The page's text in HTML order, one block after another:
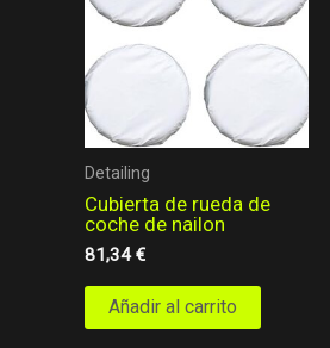
Detailing
Cubierta de rueda de
coche de nailon
81,34€
Añadir al carrito